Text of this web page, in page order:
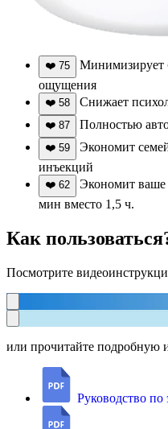
❤️ 75
Минимизирует
ощущения
❤️ 58 Снижает
❤️ 87 Полностью
❤️ 59
Экономит
инъекций
❤️ 62
Экономит ваше
мин вместо 1,5 ч.
Как
Посмотрите
или прочитайте подробную
Руководство